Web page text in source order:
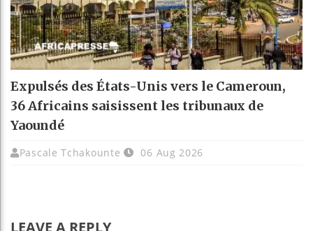
Expulsés des États-Unis vers le Cameroun,
36 Africains saisissent les tribunaux de
Yaoundé
Pascale Tchakounte 06 Aug 2026
LEAVE A REPLY